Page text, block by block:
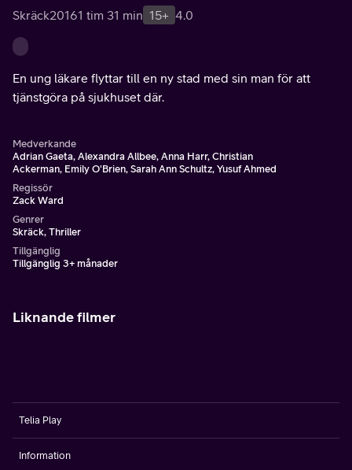
Skräck20161 tim 31 min 15+ 4.0
En ung läkare flyttar till en ny stad med sin man för att
tjänstgöra på sjukhuset där.
Medverkande
Adrian Gaeta, Alexandra Allbee, Anna Harr, Christian
Ackerman, Emily O'Brien, Sarah Ann Schultz, Yusuf Ahmed
Regissör
Zack Ward
Genrer
Skräck, Thriller
Tillgänglig
Tillgänglig 3+ månader
Liknande filmer
Telia Play
Information